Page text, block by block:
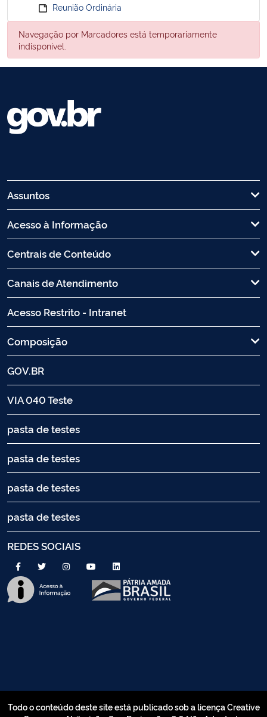
Reunião Ordinária
Navegação por Marcadores está temporariamente
indisponível.
Assuntos
Acesso à Informação
Centrais de Conteúdo
Canais de Atendimento
Acesso Restrito - Intranet
Composição
GOV.BR
VIA 040 Teste
pasta de testes
pasta de testes
pasta de testes
pasta de testes
REDES SOCIAIS
Todo o conteúdo deste site está publicado sob a licença Creative